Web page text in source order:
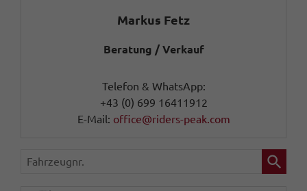
Markus Fetz
Beratung / Verkauf
Telefon & WhatsApp:
+43 (0) 699 16411912
E-Mail: office@riders-peak.com
Fahrzeugnr.